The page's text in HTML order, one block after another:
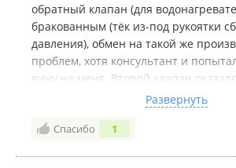
обратный клапан (для
бракованным (тёк из-под рукоятки
давления), обмен на такой же
проблем, хотя консультант и
вину на меня. Второй клапан
бракованным. Когда пришёл сдавать
что первый (бракованный) лежит на
есть консультант, зная, что товар
Развернуть
Спасибо 1